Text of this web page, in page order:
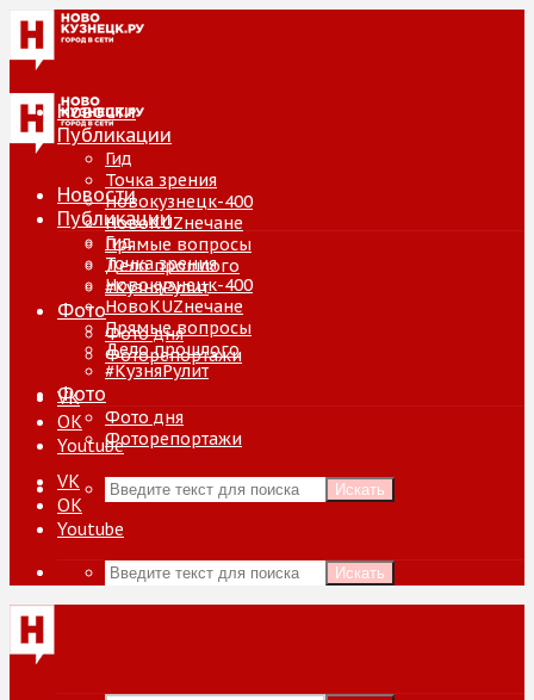
Новости
Публикации
Гид
Точка зрения
Новокузнецк-400
НовоKUZнечане
Прямые вопросы
Дело прошлого
#КузняРулит
Фото
Фото дня
Фоторепортажи
VK
ОК
Youtube
Искать
Новости
Публикации
Гид
Точка зрения
Новокузнецк-400
НовоKUZнечане
Прямые вопросы
Дело прошлого
#КузняРулит
Фото
Фото дня
Фоторепортажи
VK
ОК
Youtube
Искать